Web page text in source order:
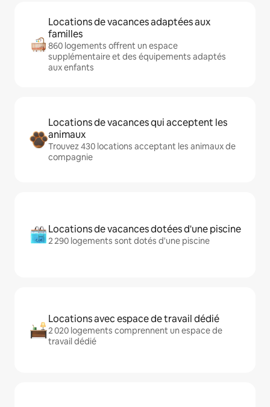
Locations de vacances adaptées aux
familles
860 logements offrent un espace
supplémentaire et des équipements adaptés
aux enfants
Locations de vacances qui acceptent les
animaux
Trouvez 430 locations acceptant les animaux de
compagnie
Locations de vacances dotées d'une piscine
2 290 logements sont dotés d'une piscine
Locations avec espace de travail dédié
2 020 logements comprennent un espace de
travail dédié